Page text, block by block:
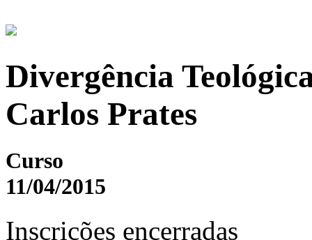
Divergência
Carlos Prates
Curso
11/04/2015
Inscrições encerradas